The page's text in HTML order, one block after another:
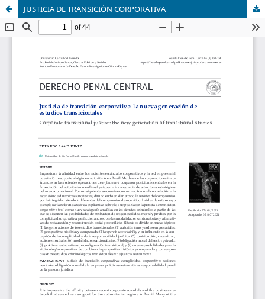
JUSTICIA DE TRANSICIÓN CORPORATIVA